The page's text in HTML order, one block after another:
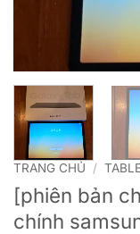
TRANG CHỦ /
[phiên bản
chính